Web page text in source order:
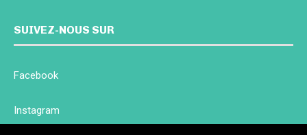
SUIVEZ-NOUS SUR
Facebook
Instagram